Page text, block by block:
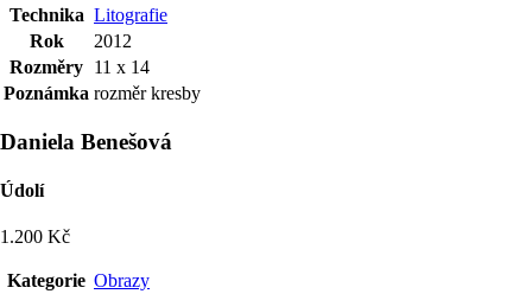
Technika Litografie
Rok
2012
Rozměry 11 x 14
Poznámka rozměr kresby
Daniela Benešová
Údolí
1.200 Kč
Kategorie Obrazy